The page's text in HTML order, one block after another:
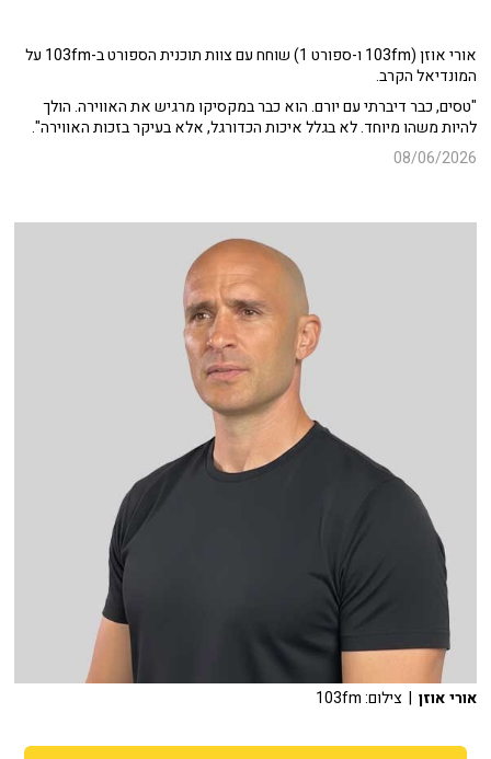
אורי אוזן (103fm ו-ספורט 1) שוחח עם צוות תוכנית הספורט ב-103fm על
המונדיאל הקרב.
"טסים, כבר דיברתי עם יורם. הוא כבר במקסיקו מרגיש את האווירה. הולך
להיות משהו מיוחד. לא בגלל איכות הכדורגל, אלא בעיקר בזכות האווירה".
08/06/2026
אורי אוזן | צילום: 103fm